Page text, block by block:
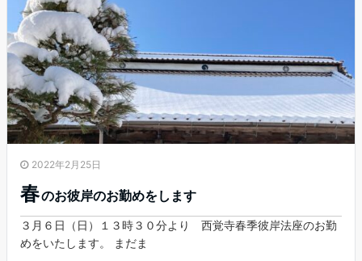
2022年2月25日
春のお彼岸のお勤めをします
３月６日（日）１３時３０分より 西覚寺春季彼岸法座のお勤
めをいたします。 まだま